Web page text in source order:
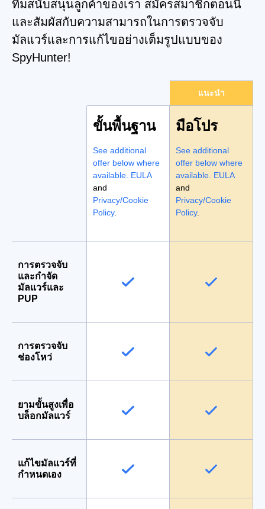
ทีมสนับสนุนลูกค้าของเรา สมัครสมาชิกตอนนี้
และสัมผัสกับความสามารถในการตรวจจับ
มัลแวร์และการแก้ไขอย่างเต็มรูปแบบของ
SpyHunter!
แนะนำ
ขั้นพื้นฐาน
See additional
offer below where
available. EULA
and
Privacy/Cookie
Policy.
มือโปร
See additional
offer below where
available. EULA
and
Privacy/Cookie
Policy.
การตรวจจับ
และกำจัด
มัลแวร์และ
PUP
การตรวจจับ
ช่องโหว่
ยามขั้นสูงเพื่อ
บล็อกมัลแวร์
แก้ไขมัลแวร์ที่
กำหนดเอง